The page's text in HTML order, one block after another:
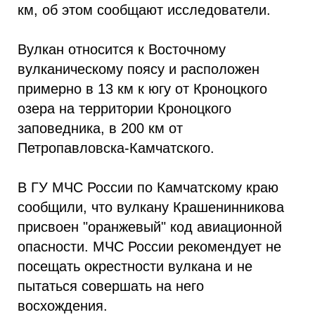
км, об этом сообщают исследователи.
Вулкан относится к Восточному
вулканическому поясу и расположен
примерно в 13 км к югу от Кроноцкого
озера на территории Кроноцкого
заповедника, в 200 км от
Петропавловска-Камчатского.
В ГУ МЧС России по Камчатскому краю
сообщили, что вулкану Крашенинникова
присвоен "оранжевый" код авиационной
опасности. МЧС России рекомендует не
посещать окрестности вулкана и не
пытаться совершать на него
восхождения.